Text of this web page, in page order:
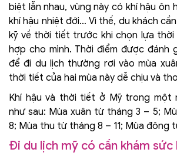
biệt lẫn nhau, vùng này có khí hậu ôn
khí hậu nhiệt đới… Vì thế, du khách
kỹ về thời tiết trước khi chọn lựa thời
hợp cho mình. Thời điểm được đánh
để đi du lịch thường rơi vào mùa
thời tiết của hai mùa này dễ chịu và
Khí hậu và thời tiết ở Mỹ trong một
như sau: Mùa xuân từ tháng 3 – 5;
8; Mùa thu từ tháng 8 – 11; Mùa đông
Đi du lịch mỹ có cần khám sức